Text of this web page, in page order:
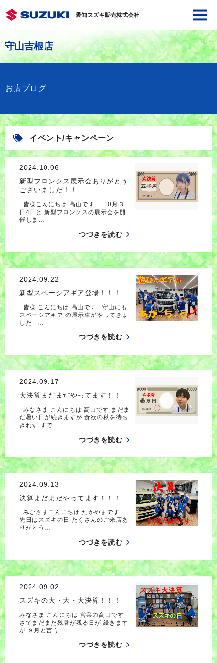
愛知スズキ販売株式会社
守山吉根店
お店ブログ
イベント/キャンペーン
2024.10.06
新型フロンクス展示会ありがとう
ございました！！
皆様こんにちは 高山です 10月３
日4日と 新型フロンクスの展示会を開
催しま…
つづきを読む
2024.09.22
新型スペーシアギア登場！！！
皆様 こんにちは 高山です 守山にも
スペーシアギア の展示車がやってきま
した …
つづきを読む
2024.09.17
大決算まだまだやってます！！
みなさま こんにちは 高山です まだま
だ暑い日が続きますが 食欲の秋を待ち
きれず すで…
つづきを読む
2024.09.13
決算まだまだやってます！！！
みなさまこんにちは たかやまです
先日はスズキの日 たくさんのご来店あ
りがとう…
つづきを読む
2024.09.02
スズキの大・大・大決算！！！
みなさま こんにちは 営業の高山です
さてまだまだ残暑が残る日が 続きます
が ９月と言う…
つづきを読む